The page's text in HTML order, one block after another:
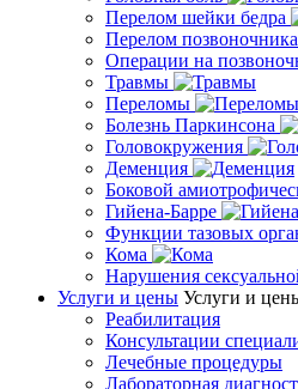
Перелом шейки бедра
Перелом позвоночника
Операции на
Травмы
Переломы
Болезнь Паркинсона
Головокружения
Деменция
Боковой
Гийена-Барре
Функции тазовых
Кома
Нарушения
Услуги и цены Услуги и
Реабилитация
Консультации
Лечебные процедуры
Лабораторная